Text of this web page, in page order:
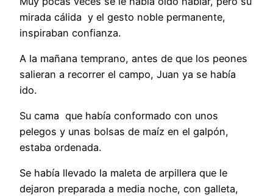
mirada cálida y el gesto noble permanente,
inspiraban confianza.
A la mañana temprano, antes de que los peones
salieran a recorrer el campo, Juan ya se había
ido.
Su cama que había conformado con unos
pelegos y unas bolsas de maíz en el galpón,
estaba ordenada.
Se había llevado la maleta de arpillera que le
dejaron preparada a media noche, con galleta,